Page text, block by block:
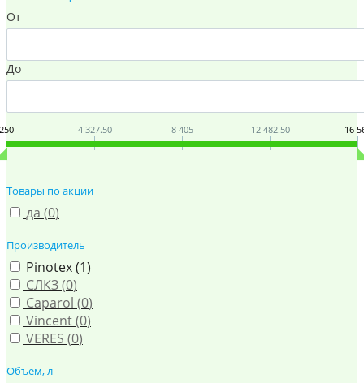
От
До
4 327.50 8 405 12 482.50 16
Товары по акции
да (0)
Производитель
Pinotex (1)
СЛКЗ (0)
Caparol (0)
Vincent (0)
VERES (0)
Объем, л